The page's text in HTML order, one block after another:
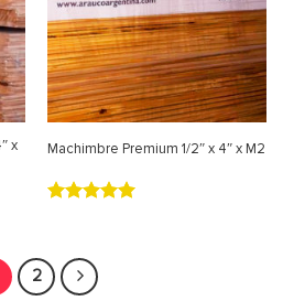
Machimbre Premium 1/2″ x 4″ x M2
de 5
2